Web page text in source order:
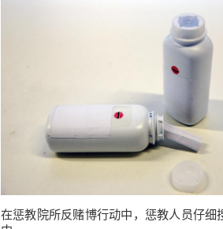
在惩教院所反赌博行动中，惩教人员仔